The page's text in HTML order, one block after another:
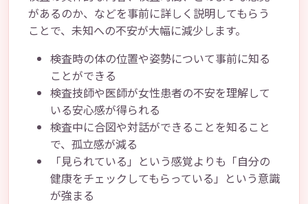
があるのか、などを事前に詳しく説明してもらう
ことで、未知への不安が大幅に減少します。
検査時の体の位置や姿勢について事前に知る
ことができる
検査技師や医師が女性患者の不安を理解して
いる安心感が得られる
検査中に合図や対話ができることを知ること
で、孤立感が減る
「見られている」という感覚よりも「自分の
健康をチェックしてもらっている」という意識
が強まる